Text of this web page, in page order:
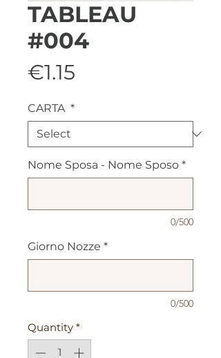
TABLEAU
#004
€1.15
CARTA *
Nome Sposa - Nome Sposo *
0/500
Giorno Nozze *
0/500
Quantity *